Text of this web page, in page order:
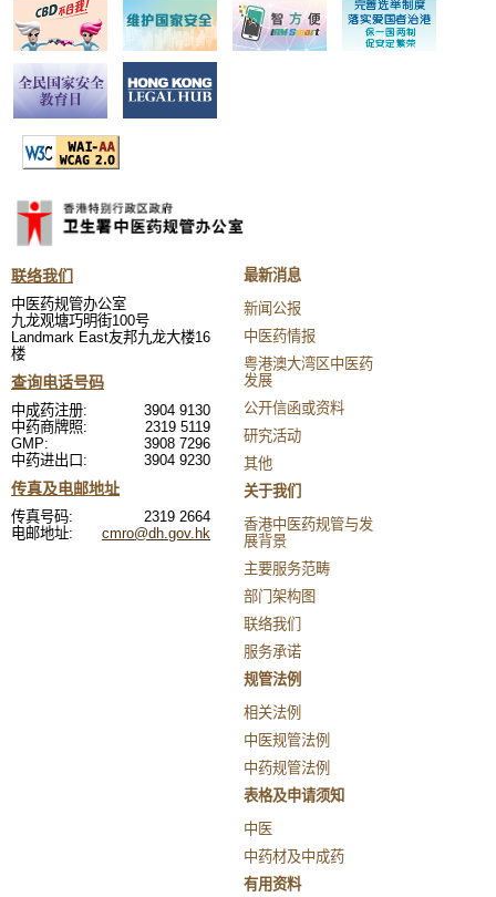
联络我们
中医药规管办公室
九龙观塘巧明街100号
Landmark East友邦九龙大楼16
楼
查询电话号码
中成药注册:
3904 9130
中药商牌照:
2319 5119
GMP:
3908 7296
中药进出口:
3904 9230
传真及电邮地址
传真号码:
2319 2664
电邮地址:
cmro@dh.gov.hk
最新消息
新闻公报
中医药情报
粤港澳大湾区中医药
发展
公开信函或资料
研究活动
其他
关于我们
香港中医药规管与发
展背景
主要服务范畴
部门架构图
联络我们
服务承诺
规管法例
相关法例
中医规管法例
中药规管法例
表格及申请须知
中医
中药材及中成药
有用资料